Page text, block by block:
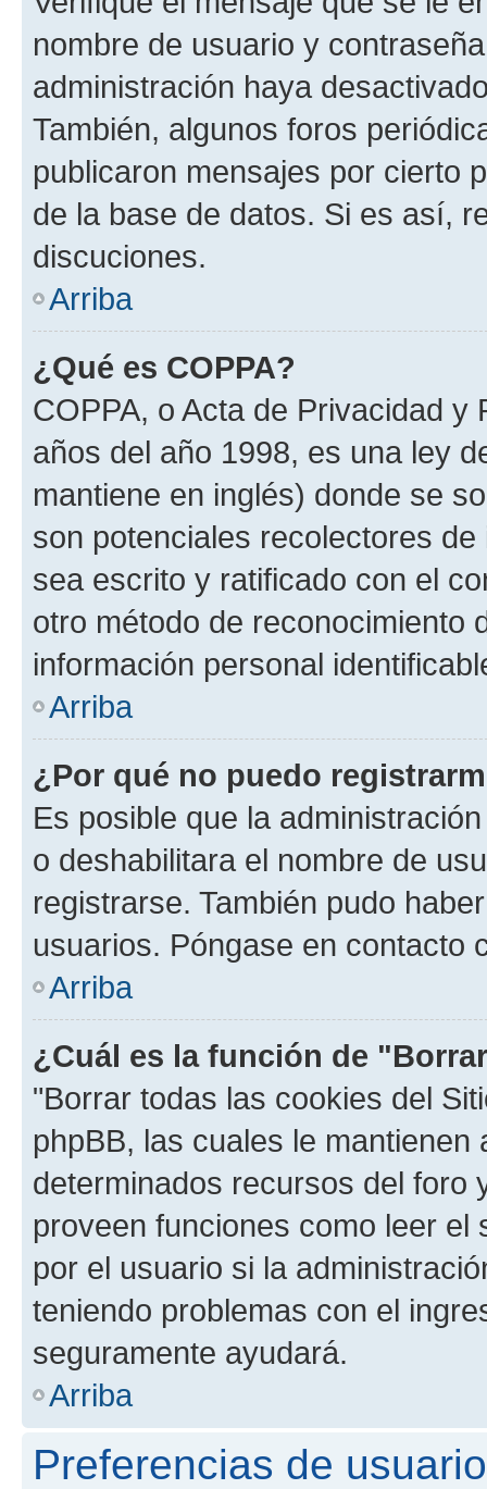
nombre de usuario y
administración haya
También, algunos foros
publicaron mensajes por cierto
de la base de datos. Si es así,
discuciones.
Arriba
¿Qué es COPPA?
COPPA, o Acta de Privacidad
años del año 1998, es una ley
mantiene en inglés) donde se
son potenciales recolectores
sea escrito y ratificado con el
otro método de reconocimiento
información personal
Arriba
¿Por qué no puedo
Es posible que la
o deshabilitara el nombre de
registrarse. También pudo
usuarios. Póngase en contacto
Arriba
¿Cuál es la función de
"Borrar todas las cookies del
phpBB, las cuales le
determinados recursos del foro
proveen funciones como leer el
por el usuario si la
teniendo problemas con el
seguramente ayudará.
Arriba
Preferencias de